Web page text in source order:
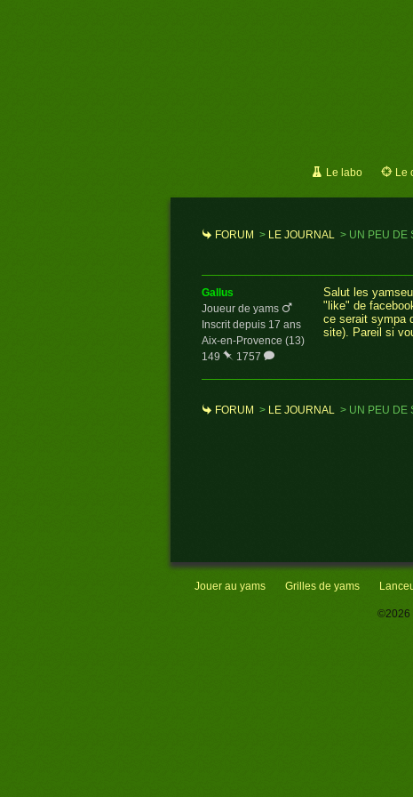
Le labo Le
FORUM > LE JOURNAL > UN PEU DE
gallus
Joueur de yams
Inscrit depuis 17 ans
Aix-en-Provence (13)
149
1757
Salut les
"like" de
ce serait sympa
site). Pareil si
FORUM > LE JOURNAL > UN PEU DE
Jouer au yams Grilles de yams
©2026